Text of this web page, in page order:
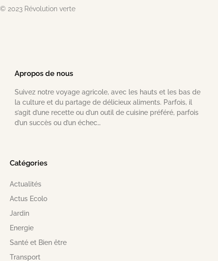
© 2023 Révolution verte
Apropos de nous
Suivez notre voyage agricole, avec les hauts et les bas de
la culture et du partage de délicieux aliments. Parfois, il
s’agit d’une recette ou d’un outil de cuisine préféré, parfois
d’un succès ou d’un échec…
Catégories
Actualités
Actus Ecolo
Jardin
Energie
Santé et Bien être
Transport